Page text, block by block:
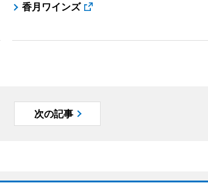
香月ワインズ
次の記事